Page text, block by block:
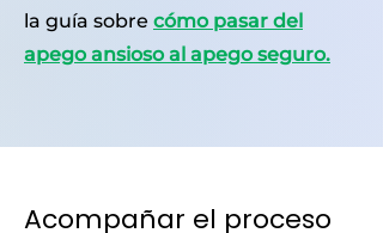
la guía sobre cómo pasar del
apego ansioso al apego seguro.
Acompañar el proceso